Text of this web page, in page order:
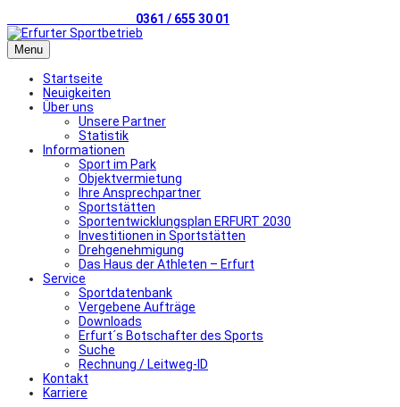
0361 / 655 30 01
Menu
Startseite
Neuigkeiten
Über uns
Unsere Partner
Statistik
Informationen
Sport im Park
Objektvermietung
Ihre Ansprechpartner
Sportstätten
Sportentwicklungsplan ERFURT 2030
Investitionen in Sportstätten
Drehgenehmigung
Das Haus der Athleten – Erfurt
Service
Sportdatenbank
Vergebene Aufträge
Downloads
Erfurt´s Botschafter des Sports
Suche
Rechnung / Leitweg-ID
Kontakt
Karriere